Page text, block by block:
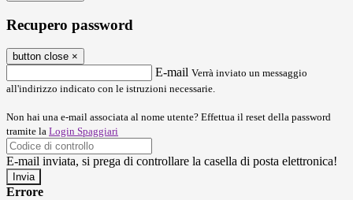
Recupero password
button close ×
E-mail Verrà inviato un messaggio
all'indirizzo indicato con le istruzioni necessarie.
Non hai una e-mail associata al nome utente? Effettua il reset della password
tramite la Login Spaggiari
E-mail inviata, si prega di controllare la casella di posta elettronica!
Errore